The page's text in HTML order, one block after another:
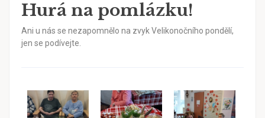
Hurá na pomlázku!
Ani u nás se nezapomnělo na zvyk Velikonočního pondělí,
jen se podívejte.